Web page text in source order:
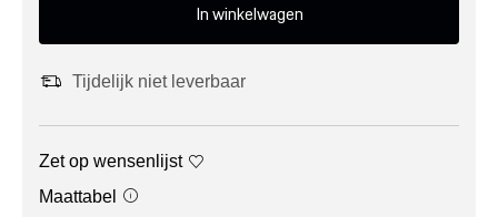
In winkelwagen
Tijdelijk niet leverbaar
Zet op wensenlijst
Maattabel